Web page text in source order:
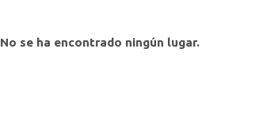
No se ha encontrado ningún lugar.